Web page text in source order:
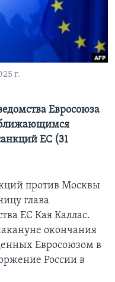
г.
Евросоюза
ЕС (31
против Москвы
глава
ЕС Кая Каллас.
окончания
Евросоюзом в
России в